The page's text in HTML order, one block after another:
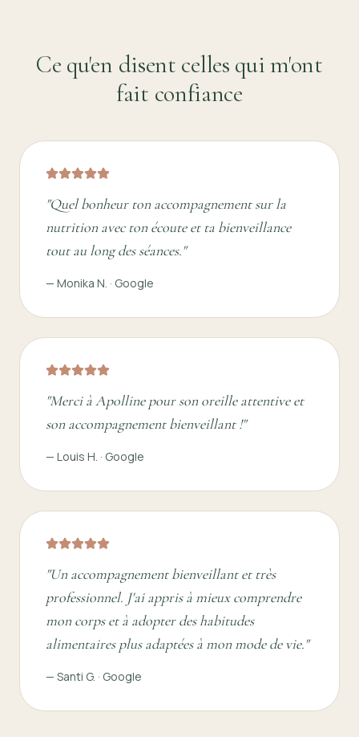
Ce qu'en disent celles qui m'ont
fait confiance
"Quel bonheur ton accompagnement sur la
nutrition avec ton écoute et ta bienveillance
tout au long des séances."
— Monika N. · Google
"Merci à Apolline pour son oreille attentive et
son accompagnement bienveillant !"
— Louis H. · Google
"Un accompagnement bienveillant et très
professionnel. J'ai appris à mieux comprendre
mon corps et à adopter des habitudes
alimentaires plus adaptées à mon mode de vie."
— Santi G. · Google